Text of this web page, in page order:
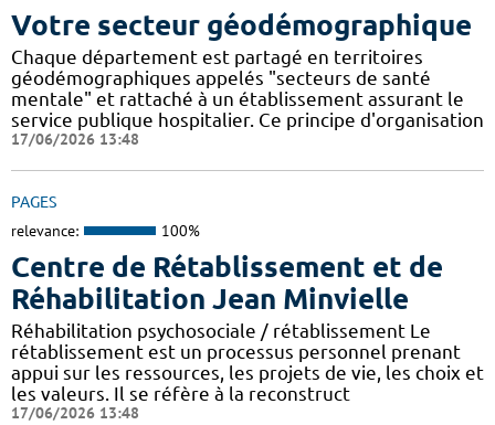
Votre secteur géodémographique
Chaque département est partagé en territoires
géodémographiques appelés "secteurs de santé
mentale" et rattaché à un établissement assurant le
service publique hospitalier. Ce principe d'organisation
17/06/2026 13:48
PAGES
relevance: 100%
Centre de Rétablissement et de
Réhabilitation Jean Minvielle
Réhabilitation psychosociale / rétablissement Le
rétablissement est un processus personnel prenant
appui sur les ressources, les projets de vie, les choix et
les valeurs. Il se réfère à la reconstruct
17/06/2026 13:48